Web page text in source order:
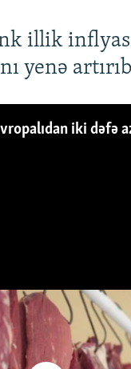
illik
yenə artırıb